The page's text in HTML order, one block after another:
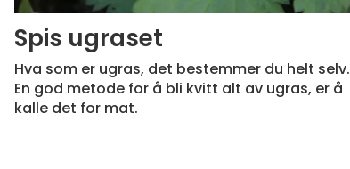
Spis ugraset
Hva som er ugras, det bestemmer du helt selv.
En god metode for å bli kvitt alt av ugras, er å
kalle det for mat.